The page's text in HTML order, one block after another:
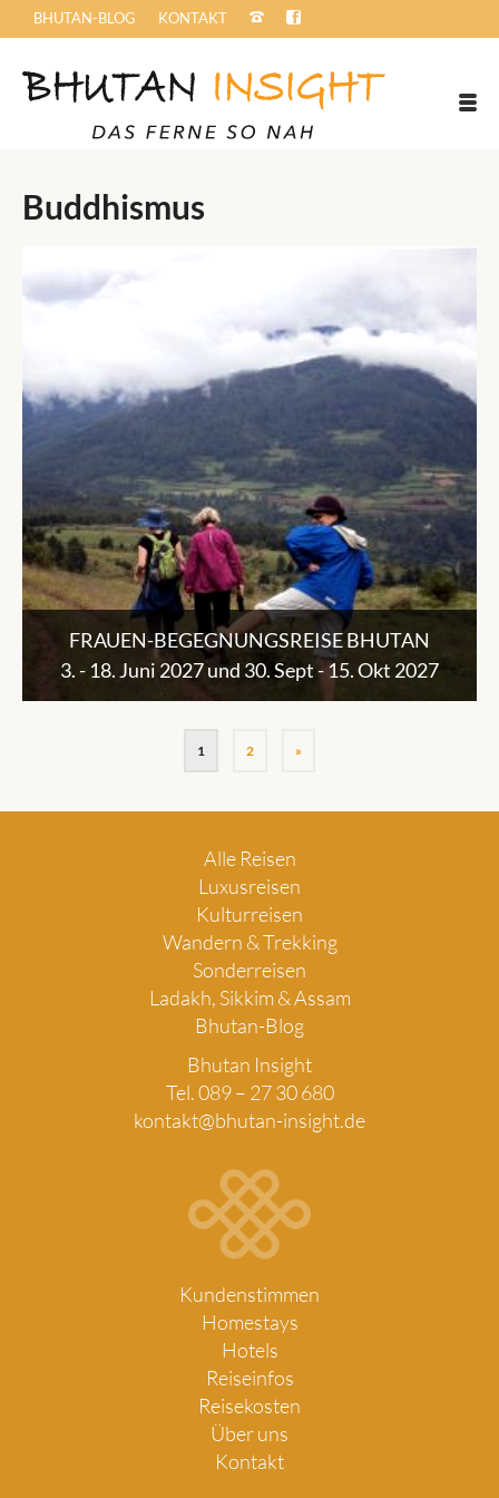
BHUTAN-BLOG KONTAKT
Buddhismus
FRAUEN-BEGEGNUNGSREISE BHUTAN
3. - 18. Juni 2027 und 30. Sept - 15. Okt 2027
1 2 »
Alle Reisen
Luxusreisen
Kulturreisen
Wandern & Trekking
Sonderreisen
Ladakh, Sikkim & Assam
Bhutan-Blog
Bhutan Insight
Tel. 089 – 27 30 680
kontakt@bhutan-insight.de
Kundenstimmen
Homestays
Hotels
Reiseinfos
Reisekosten
Über uns
Kontakt